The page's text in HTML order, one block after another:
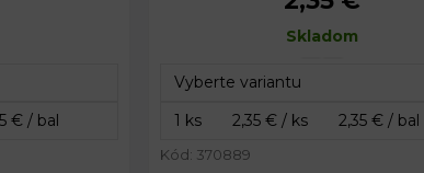
Dĺžka špendlíka:Skladom
Kód: 370889